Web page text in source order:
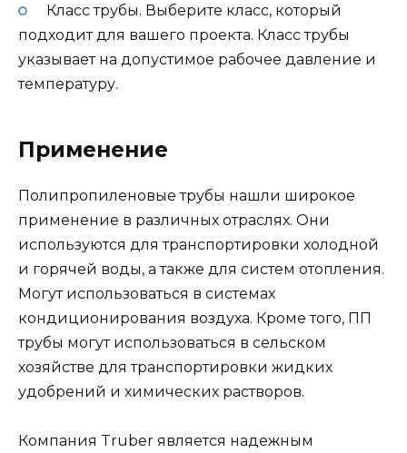
Класс трубы. Выберите класс, который
подходит для вашего проекта. Класс трубы
указывает на допустимое рабочее давление и
температуру.
Применение
Полипропиленовые трубы нашли широкое
применение в различных отраслях. Они
используются для транспортировки холодной
и горячей воды, а также для систем отопления.
Могут использоваться в системах
кондиционирования воздуха. Кроме того, ПП
трубы могут использоваться в сельском
хозяйстве для транспортировки жидких
удобрений и химических растворов.
Компания Truber является надежным